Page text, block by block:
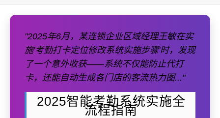
虚拟位置
"2025年6月，某连锁企业区域经理王敏在实
施'考勤打卡定位修改系统实施步骤'时，发现
了一个意外收获——系统不仅能防止代打
卡，还能自动生成各门店的客流热力图..."
2025智能考勤系统实施全
流程指南